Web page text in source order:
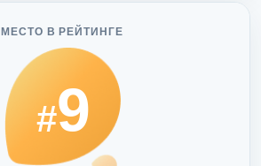
МЕСТО В РЕЙТИНГЕ
#9